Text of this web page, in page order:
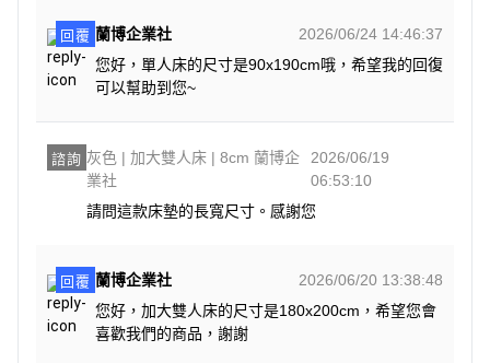
回覆 蘭博企業社
2026/06/24 14:46:37
您好，單人床的尺寸是90x190cm哦，希望我的回復
可以幫助到您~
諮詢 灰色 | 加大雙人床 | 8cm 蘭博企
業社
2026/06/19
06:53:10
請問這款床墊的長寬尺寸。感謝您
回覆 蘭博企業社
2026/06/20 13:38:48
您好，加大雙人床的尺寸是180x200cm，希望您會
喜歡我們的商品，謝謝